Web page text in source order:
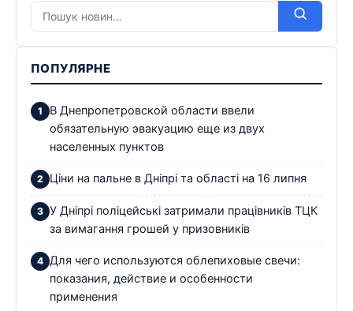
ПОПУЛЯРНЕ
В Днепропетровской области ввели
обязательную эвакуацию еще из двух
населенных пунктов
Ціни на пальне в Дніпрі та області на 16 липня
У Дніпрі поліцейські затримали працівників ТЦК
за вимагання грошей у призовників
Для чего используются облепиховые свечи:
показания, действие и особенности
применения